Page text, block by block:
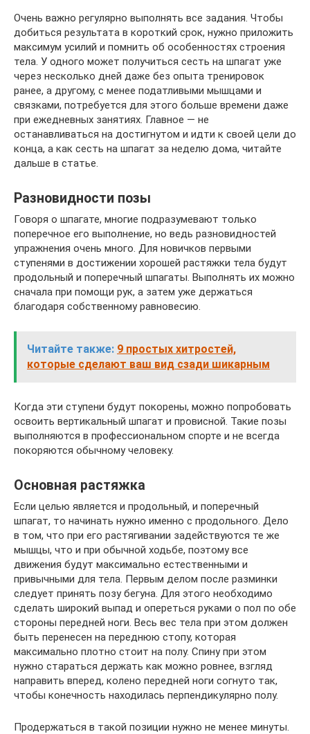
Очень важно регулярно выполнять все задания. Чтобы
добиться результата в короткий срок, нужно приложить
максимум усилий и помнить об особенностях строения
тела. У одного может получиться сесть на шпагат уже
через несколько дней даже без опыта тренировок
ранее, а другому, с менее податливыми мышцами и
связками, потребуется для этого больше времени даже
при ежедневных занятиях. Главное — не
останавливаться на достигнутом и идти к своей цели до
конца, а как сесть на шпагат за неделю дома, читайте
дальше в статье.
Разновидности позы
Говоря о шпагате, многие подразумевают только
поперечное его выполнение, но ведь разновидностей
упражнения очень много. Для новичков первыми
ступенями в достижении хорошей растяжки тела будут
продольный и поперечный шпагаты. Выполнять их можно
сначала при помощи рук, а затем уже держаться
благодаря собственному равновесию.
Читайте также: 9 простых хитростей,
которые сделают ваш вид сзади шикарным
Когда эти ступени будут покорены, можно попробовать
освоить вертикальный шпагат и провисной. Такие позы
выполняются в профессиональном спорте и не всегда
покоряются обычному человеку.
Основная растяжка
Если целью является и продольный, и поперечный
шпагат, то начинать нужно именно с продольного. Дело
в том, что при его растягивании задействуются те же
мышцы, что и при обычной ходьбе, поэтому все
движения будут максимально естественными и
привычными для тела. Первым делом после разминки
следует принять позу бегуна. Для этого необходимо
сделать широкий выпад и опереться руками о пол по обе
стороны передней ноги. Весь вес тела при этом должен
быть перенесен на переднюю стопу, которая
максимально плотно стоит на полу. Спину при этом
нужно стараться держать как можно ровнее, взгляд
направить вперед, колено передней ноги согнуто так,
чтобы конечность находилась перпендикулярно полу.
Продержаться в такой позиции нужно не менее минуты.